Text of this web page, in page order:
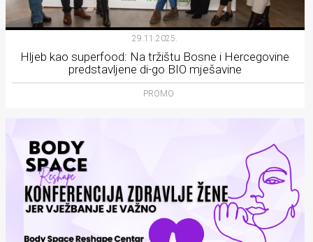
29.11.2025.
Hljeb kao superfood: Na tržištu Bosne i Hercegovine
predstavljene di-go BIO mješavine
PROMO